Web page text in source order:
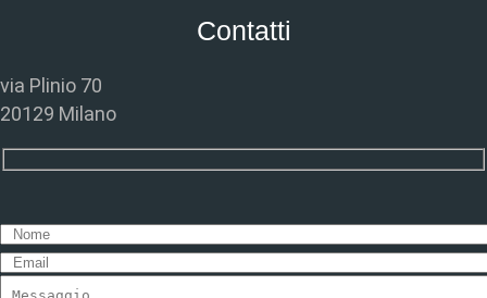
Contatti
via Plinio 70
20129 Milano